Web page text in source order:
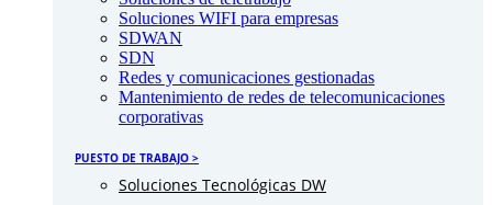
Soluciones WIFI para empresas
SDWAN
SDN
Redes y comunicaciones gestionadas
Mantenimiento de redes de telecomunicaciones
corporativas
PUESTO DE TRABAJO >
Soluciones Tecnológicas DW